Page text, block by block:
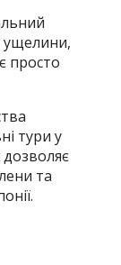
ущелини,
просто
тури у
дозволяє
та